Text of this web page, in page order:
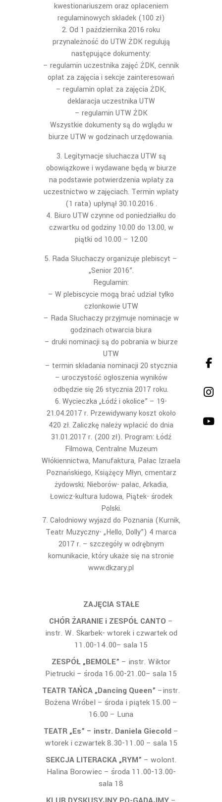
kwestionariuszem oraz opłaceniem
regulaminowych składek (100 zł)
Od 1 października 2016 roku
przynależność do UTW ŻDK regulują
następujące dokumenty:
– regulamin uczestnika zajęć ŻDK, cennik
opłat za zajęcia i sekcje zainteresowań
– regulamin opłat za zajęcia ŻDK,
deklaracja uczestnika UTW
– regulamin UTW ŻDK
Wszystkie dokumenty są do wglądu w
biurze UTW w godzinach urzędowania.
Legitymacje słuchacza UTW są
obowiązkowe i wydawane będą w biurze
na podstawie potwierdzenia wpłaty za
uczestnictwo w zajęciach. Termin wpłaty
(1 rata) upłynął 30.10.2016 .
Biuro UTW czynne od poniedziałku do
czwartku od godziny 10.00 do 13.00, w
piątki od 10.00 – 12.00
Rada Słuchaczy organizuje plebiscyt –
„Senior 2016”.
Regulamin:
– W plebiscycie mogą brać udział tylko
członkowie UTW
– Rada Słuchaczy przyjmuje nominacje w
godzinach otwarcia biura
– druki nominacji są do pobrania w biurze
UTW
– termin składania nominacji 20 stycznia
– uroczystość ogłoszenia wyników
odbędzie się 26 stycznia 2017 roku.
Wycieczka „Łódź i okolice” – 19-
21.04.2017 r. Przewidywany koszt około
420 zł. Zaliczkę należy wpłacić do dnia
31.01.2017 r. (200 zł). Program: Łódź
Filmowa, Centralne Muzeum
Włókiennictwa, Manufaktura, Pałac Izraela
Poznańskiego, Książęcy Młyn, cmentarz
żydowski; Nieborów- pałac, Arkadia,
Łowicz-kultura ludowa, Piątek- środek
Polski.
Całodniowy wyjazd do Poznania (Kurnik,
Teatr Muzyczny- „Hello, Dolly”) 4 marca
2017 r. – szczegóły w odrębnym
komunikacie, który ukaże się na stronie
www.dkzary.pl
ZAJĘCIA STAŁE
CHÓR ŻARANIE i ZESPÓŁ CANTO –
instr. W. Skarbek- wtorek i czwartek od
11.00-14.00– sala 15
ZESPÓŁ „BEMOLE” – instr. Wiktor
Pietrucki – środa 16.00-21.00– sala 15
TEATR TAŃCA „Dancing Queen” –instr.
Bożena Wróbel – środa i piątek 15.00 –
16.00 – Luna
TEATR „Es” – instr. Daniela Giecold –
wtorek i czwartek 8.30-11.00 – sala 15
SEKCJA LITERACKA „RYM” – wolont.
Halina Borowiec – środa 11.00-13.00-
sala 18